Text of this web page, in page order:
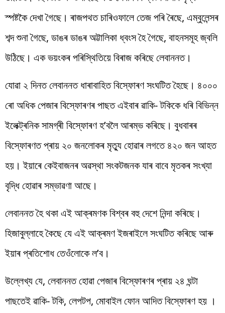
স্পষ্টকৈ দেখা গৈছে। ৰাজপথত চাৰিওফালে তেজ পৰি ৰৈছে, এম্বুলেন্সৰ
শব্দ শুনা গৈছে, ডাঙৰ ডাঙৰ অট্টালিকা ধ্বংস হৈ গৈছে, বাহনসমূহ জ্বলি
উঠিছে। এক ভয়ংকৰ পৰিস্থিতিয়ে বিৰাজ কৰিছে লেবাননত।
যোৱা ২ দিনত লেবাননত ধাৰাবাহিত বিস্ফোৰণ সংঘটিত হৈছে। ৪০০০
ৰো অধিক পেজাৰ বিস্ফোৰণৰ পাছত এইবাৰ ৱাকি- টকিকে ধৰি বিভিন্ন
ইলেক্ট্ৰনিক সামগ্ৰী বিস্ফোৰণ হ’বলৈ আৰম্ভ কৰিছে। বুধবাৰৰ
বিস্ফোৰণত প্ৰায় ২০ জনলোকৰ মৃত্যু হোৱাৰ লগতে ৪২০ জন আহত
হয়। ইয়াৰে কেইবাজনৰ অৱস্থা সংকটজনক যাৰ বাবে মৃতকৰ সংখ্যা
বৃদ্ধি হোৱাৰ সম্ভাৱণা আছে।
লেবাননত হৈ থকা এই আক্ৰমণক বিশ্বৰ বহু দেশে নিন্দা কৰিছে।
হিজাবুল্লাহে কৈছে যে এই আক্ৰমণ ইজৰাইলে সংঘটিত কৰিছে আৰু
ইয়াৰ প্ৰতিশোধ তেওঁলোকে ল’ব।
উল্লেখ্য যে, লেবাননত হোৱা পেজাৰ বিস্ফোৰণৰ প্ৰায় ২৪ ঘন্টা
পাছতেই ৱাকি- টকি, লেপটপ, মোবাইল ফোন আদিত বিস্ফোৰণ হয় ।